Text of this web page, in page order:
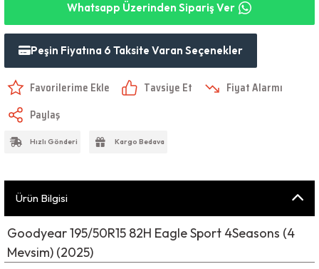
Whatsapp Üzerinden Sipariş Ver
Peşin Fiyatına 6 Taksite Varan Seçenekler
Tavsiye Et
Fiyat Alarmı
Paylaş
Hızlı Gönderi Kargo Bedava
Ürün Bilgisi
Goodyear 195/50R15 82H Eagle Sport 4Seasons (4
Mevsim) (2025)